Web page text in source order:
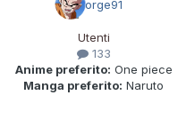
Utenti
133
Anime preferito: One piece
Manga preferito: Naruto